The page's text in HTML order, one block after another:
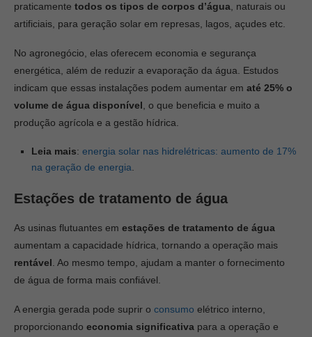
praticamente todos os tipos de corpos d’água , naturais ou
artificiais, para geração solar em represas, lagos, açudes etc.
No agronegócio, elas oferecem economia e segurança
energética, além de reduzir a evaporação da água. Estudos
indicam que essas instalações podem aumentar em até 25% o
volume de água disponível , o que beneficia e muito a
produção agrícola e a gestão hídrica.
Leia mais: energia solar nas hidrelétricas: aumento de 17%
na geração de energia
Estações de tratamento de água
As usinas flutuantes em estações de tratamento de água
aumentam a capacidade hídrica, tornando a operação mais
rentável . Ao mesmo tempo, ajudam a manter o fornecimento
de água de forma mais confiável.
A energia gerada pode suprir o consumo elétrico interno,
proporcionando economia significativa para a operação e